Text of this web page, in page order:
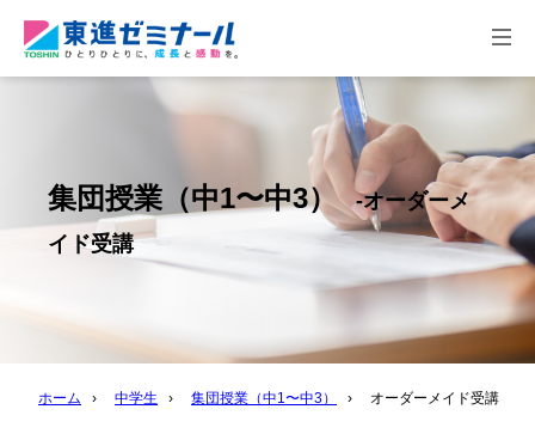
集団授業（中1〜中3）
オーダーメ
イド受講
ホーム › 中学生 › 集団授業（中1〜中3） › オーダーメイド受講